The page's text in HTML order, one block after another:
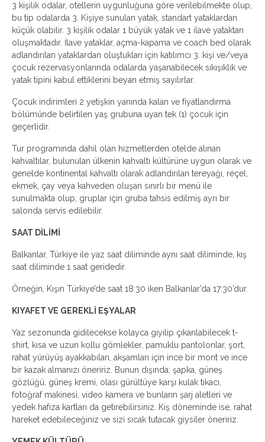
3 kişilik odalar, otellerin uygunluğuna göre verilebilmekte olup,
bu tip odalarda 3. Kişiye sunulan yatak, standart yataklardan
küçük olabilir. 3 kişilik odalar 1 büyük yatak ve 1 ilave yataktan
oluşmaktadır. İlave yataklar, açma-kapama ve coach bed olarak
adlandırılan yataklardan oluştukları için katılımcı 3. kişi ve/veya
çocuk rezervasyonlarında odalarda yaşanabilecek sıkışıklık ve
yatak tipini kabul ettiklerini beyan etmiş sayılırlar.
Çocuk indirimleri 2 yetişkin yanında kalan ve fiyatlandırma
bölümünde belirtilen yaş grubuna uyan tek (1) çocuk için
geçerlidir.
Tur programında dahil olan hizmetlerden otelde alınan
kahvaltılar, bulunulan ülkenin kahvaltı kültürüne uygun olarak ve
genelde kontinental kahvaltı olarak adlandırılan tereyağı, reçel,
ekmek, çay veya kahveden oluşan sınırlı bir menü ile
sunulmakta olup, gruplar için gruba tahsis edilmiş ayrı bir
salonda servis edilebilir.
SAAT DİLİMİ
Balkanlar, Türkiye ile yaz saat diliminde aynı saat diliminde, kış
saat diliminde 1 saat geridedir.
Örneğin, Kışın Türkiye’de saat 18:30 iken Balkanlar’da 17:30’dur.
KIYAFET VE GEREKLİ EŞYALAR
Yaz sezonunda gidilecekse kolayca giyilip çıkarılabilecek t-
shirt, kısa ve uzun kollu gömlekler, pamuklu pantolonlar, şort,
rahat yürüyüş ayakkabıları, akşamları için ince bir mont ve ince
bir kazak almanızı öneririz. Bunun dışında; şapka, güneş
gözlüğü, güneş kremi, olası gürültüye karşı kulak tıkacı,
fotoğraf makinesi, video kamera ve bunların şarj aletleri ve
yedek hafıza kartları da getirebilirsiniz. Kış döneminde ise, rahat
hareket edebileceğiniz ve sizi sıcak tutacak giysiler öneririz.